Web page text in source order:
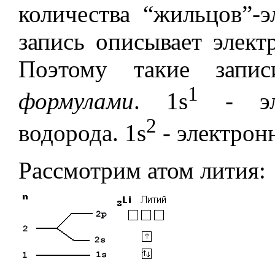
количества “жильцов”-
запись описывает
Поэтому такие
формулами. 1s1
-
водорода. 1s2 -
Рассмотрим атом лития: